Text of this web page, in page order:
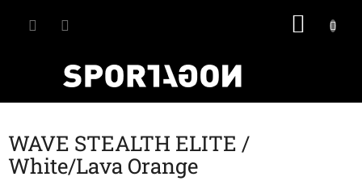
WAVE STEALTH ELITE /
White/Lava Orange